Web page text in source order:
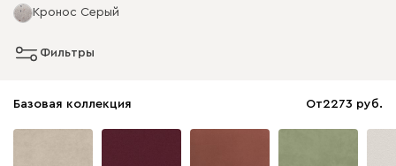
Кронос Серый
Фильтры
Базовая коллекция От2273